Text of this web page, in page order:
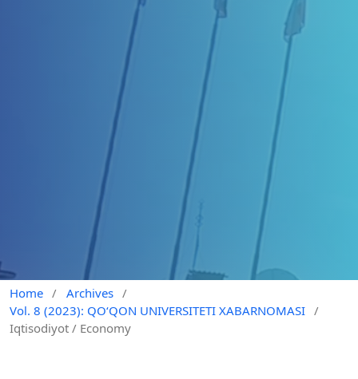
Home / Archives /
Vol. 8 (2023): QO‘QON UNIVERSITETI XABARNOMASI /
Iqtisodiyot / Economy